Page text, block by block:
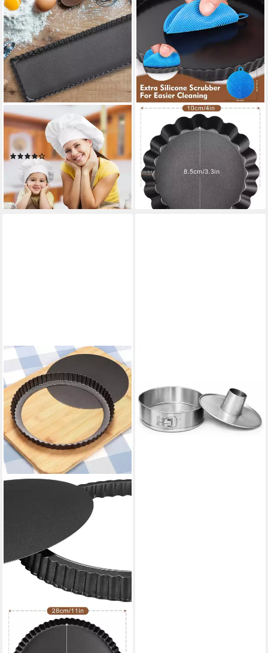
RELAXDAYS
Tarteform mit Hebeboden 2er
Set
(10)
18,99 € UVP 39,99 €
-53%
lieferbar - in 2-3 Werktagen bei dir
LUXUSKOLLEKTION
Tarteform Tartelette
Förmchen Hebeboden 10cm
8 Mini Quiche 10cm×8
38,95 €
lieferbar - in 4-5 Werktagen bei dir
LUXUSKOLLEKTION
Quicheform Quicheform
Hebeboden Quichepfanne
Edelstahl Backform
unbeschichtet PFAS-frei 25
cm, (3-tlg)
32,99 €